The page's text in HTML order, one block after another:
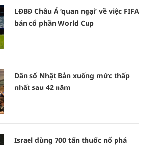
LĐBĐ Châu Á ‘quan ngại’ về việc FIFA
bán cổ phần World Cup
Dân số Nhật Bản xuống mức thấp
nhất sau 42 năm
Israel dùng 700 tấn thuốc nổ phá